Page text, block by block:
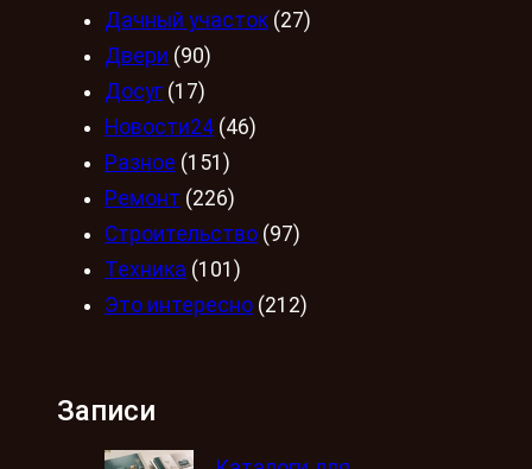
Дачный участок (27)
Двери (90)
Досуг (17)
Новости24 (46)
Разное (151)
Ремонт (226)
Строительство (97)
Техника (101)
Это интересно (212)
Записи